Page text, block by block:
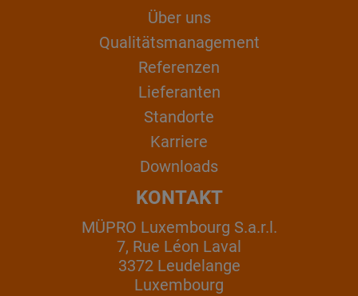
Über uns
Qualitätsmanagement
Referenzen
Lieferanten
Standorte
Karriere
Downloads
KONTAKT
MÜPRO Luxembourg S.a.r.l.
7, Rue Léon Laval
3372 Leudelange
Luxembourg